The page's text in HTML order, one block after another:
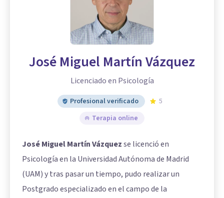
José Miguel Martín Vázquez
Licenciado en Psicología
Profesional verificado
5
Terapia online
José Miguel Martín Vázquezse licenció en
Psicología en la Universidad Autónoma de Madrid
(UAM) y tras pasar un tiempo, pudo realizar un
Postgrado especializado en el campo de la